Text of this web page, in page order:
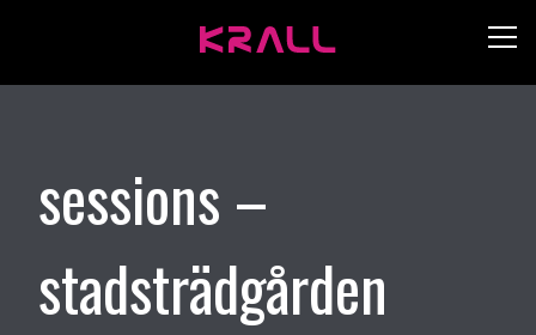
sessions –
stadsträdgården